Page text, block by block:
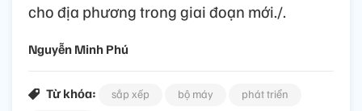
cho địa phương trong giai đoạn mới./.
Nguyễn Minh Phú
Từ khóa: sắp xếp bộ máy
phát triển